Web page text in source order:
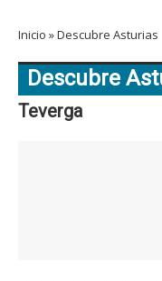
Inicio »Descubre Asturias
Descubre
Teverga